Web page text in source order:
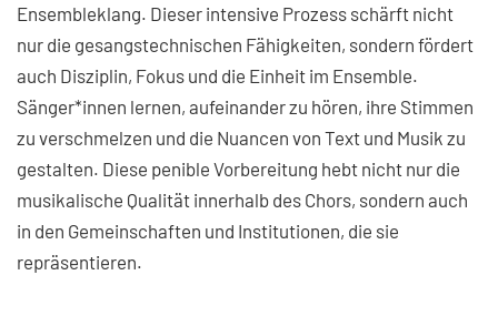
Ensembleklang. Dieser intensive Prozess schärft nicht
nur die gesangstechnischen Fähigkeiten, sondern fördert
auch Disziplin, Fokus und die Einheit im Ensemble.
Sänger*innen lernen, aufeinander zu hören, ihre Stimmen
zu verschmelzen und die Nuancen von Text und Musik zu
gestalten. Diese penible Vorbereitung hebt nicht nur die
musikalische Qualität innerhalb des Chors, sondern auch
in den Gemeinschaften und Institutionen, die sie
repräsentieren.